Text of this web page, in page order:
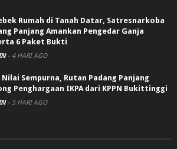
Rumah di Tanah Datar, Satresnarkoba
Panjang Amankan Pengedar Ganja
6 Paket Bukti
- 4 HARI AGO
Nilai Sempurna, Rutan Padang Panjang
Penghargaan IKPA dari KPPN Bukittinggi
- 5 HARI AGO